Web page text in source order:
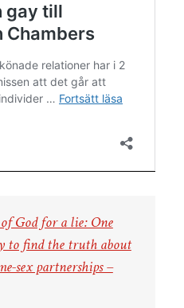
God for a lie: One
to find the truth about
sex partnerships –